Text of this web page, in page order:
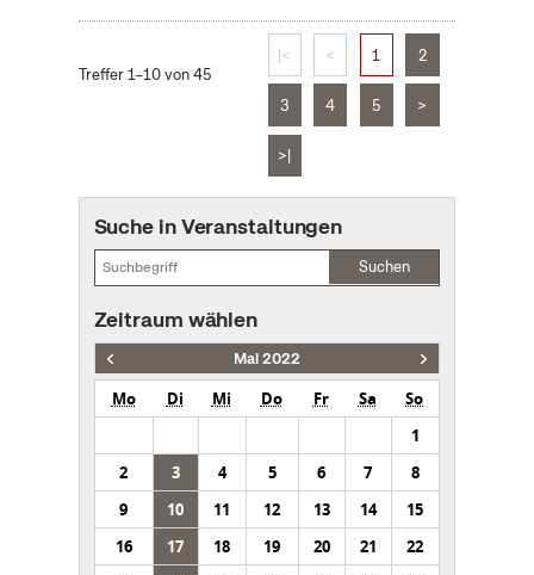
Treffer 1–10 von 45
|< < 1 2
3 4 5 >
>|
Suche in Veranstaltungen
Suchen
Zeitraum wählen
Mai 2022
Mo Di Mi Do Fr Sa
So
1
2
3 4 5 6 7
8
9
10 11 12 13 14
15
16
17 18 19 20 21
22